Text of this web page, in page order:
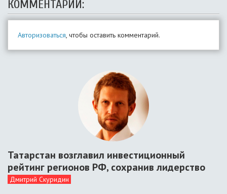
КОММЕНТАРИИ:
Авторизоваться, чтобы оставить комментарий.
Татарстан возглавил инвестиционный
рейтинг регионов РФ, сохранив лидерство
Дмитрий Скуридин